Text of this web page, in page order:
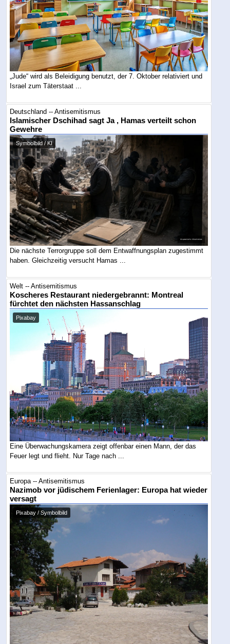
„Jude“ wird als Beleidigung benutzt, der 7. Oktober relativiert und
Israel zum Täterstaat ...
Deutschland -- Antisemitismus
Islamischer Dschihad sagt Ja , Hamas verteilt schon
Gewehre
Symbolbild / KI
Die nächste Terrorgruppe soll dem Entwaffnungsplan zugestimmt
haben. Gleichzeitig versucht Hamas ...
Welt -- Antisemitismus
Koscheres Restaurant niedergebrannt: Montreal
fürchtet den nächsten Hassanschlag
Pixabay
Eine Überwachungskamera zeigt offenbar einen Mann, der das
Feuer legt und flieht. Nur Tage nach ...
Europa -- Antisemitismus
Nazimob vor jüdischem Ferienlager: Europa hat wieder
versagt
Pixabay / Symbolbild